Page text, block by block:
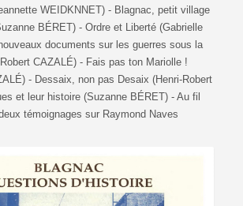
WEIDKNNET) - Blagnac, petit village
BÉRET) - Ordre et Liberté (Gabrielle
documents sur les guerres sous la
CAZALÉ) - Fais pas ton Mariolle !
- Dessaix, non pas Desaix (Henri-Robert
et leur histoire (Suzanne BÉRET) - Au fil
témoignages sur Raymond Naves